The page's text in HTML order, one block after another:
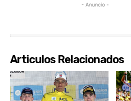
- Anuncio -
Articulos Relacionados